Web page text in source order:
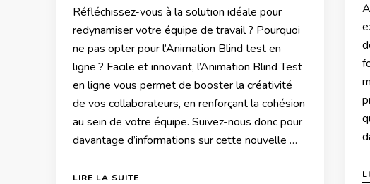
Réfléchissez-vous à la solution idéale pour
redynamiser votre équipe de travail ? Pourquoi
ne pas opter pour l’Animation Blind test en
ligne ? Facile et innovant, l’Animation Blind Test
en ligne vous permet de booster la créativité
de vos collaborateurs, en renforçant la cohésion
au sein de votre équipe. Suivez-nous donc pour
davantage d’informations sur cette nouvelle …
LIRE LA SUITE